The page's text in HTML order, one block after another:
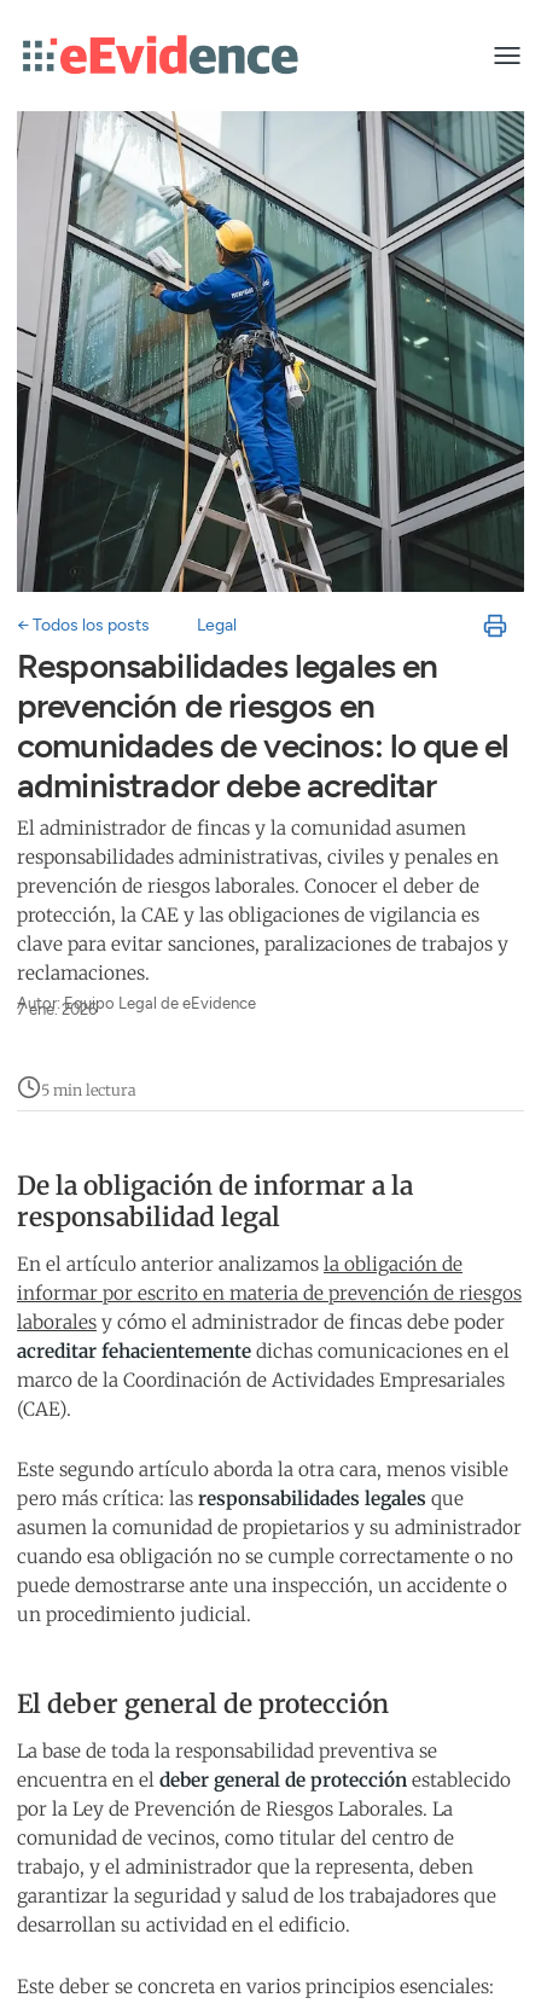
menu
← Todos los posts Legal
Responsabilidades legales en
prevención de riesgos en
comunidades de vecinos: lo que el
administrador debe acreditar
El administrador de fincas y la comunidad asumen
responsabilidades administrativas, civiles y penales en
prevención de riesgos laborales. Conocer el deber de
protección, la CAE y las obligaciones de vigilancia es
clave para evitar sanciones, paralizaciones de trabajos y
reclamaciones.
Autor: Equipo Legal de eEvidence
7 ene. 2026
5 min lectura
De la obligación de informar a la
responsabilidad legal
En el artículo anterior analizamos la obligación de
informar por escrito en materia de prevención de riesgos
laborales y cómo el administrador de fincas debe poder
acreditar fehacientemente dichas comunicaciones en el
marco de la Coordinación de Actividades Empresariales
(CAE).
Este segundo artículo aborda la otra cara, menos visible
pero más crítica: las responsabilidades legales que
asumen la comunidad de propietarios y su administrador
cuando esa obligación no se cumple correctamente o no
puede demostrarse ante una inspección, un accidente o
un procedimiento judicial.
El deber general de protección
La base de toda la responsabilidad preventiva se
encuentra en el deber general de protección establecido
por la Ley de Prevención de Riesgos Laborales. La
comunidad de vecinos, como titular del centro de
trabajo, y el administrador que la representa, deben
garantizar la seguridad y salud de los trabajadores que
desarrollan su actividad en el edificio.
Este deber se concreta en varios principios esenciales: